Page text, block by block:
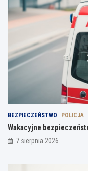
BEZPIECZEŃSTWO POLICJA
Wakacyjne
7 sierpnia 2026